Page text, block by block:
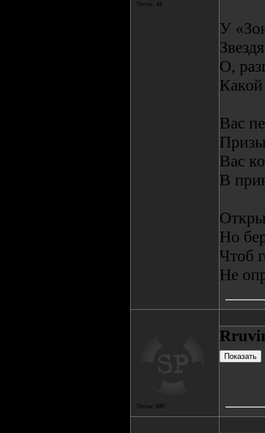
Посты: 42
У
О,
Вас
Вас
В
Но
Чтоб
Не
Посты: 697